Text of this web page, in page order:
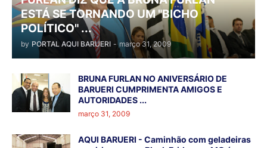
ESTÁ SE TORNANDO UM "BICHO
POLÍTICO" ...
by PORTAL AQUI BARUERI - março 31, 2009
BRUNA FURLAN NO ANIVERSÁRIO DE
BARUERI CUMPRIMENTA AMIGOS E
AUTORIDADES ...
março 31, 2009
AQUI BARUERI - Caminhão com geladeiras